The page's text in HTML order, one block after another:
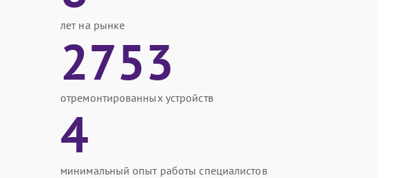
лет на рынке
2753
отремонтированных устройств
4
минимальный опыт работы специалистов